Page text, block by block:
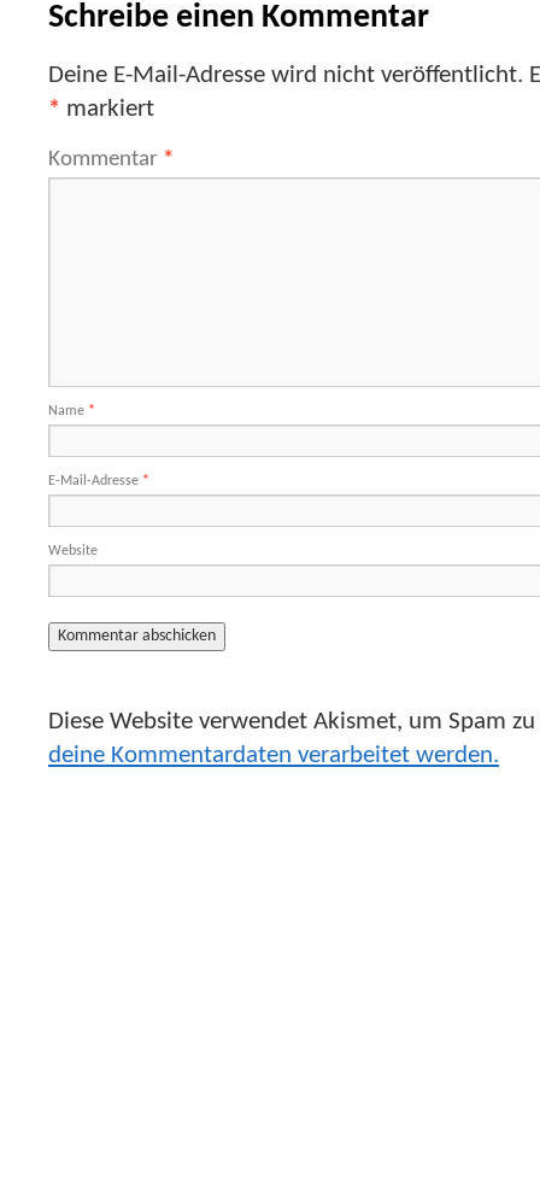
Schreibe einen Kommentar
Deine E-Mail-Adresse wird nicht veröffentlicht.
* markiert
Kommentar *
Name *
E-Mail-Adresse *
Website
Diese Website verwendet Akismet, um Spam
deine Kommentardaten verarbeitet werden.